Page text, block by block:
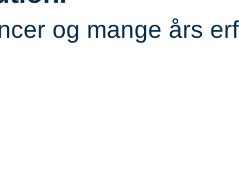
og mange års